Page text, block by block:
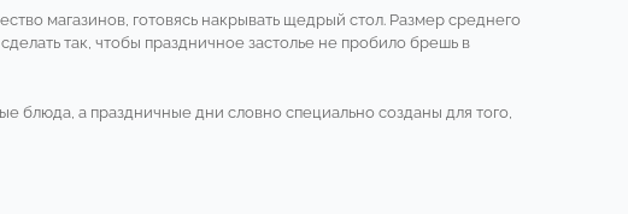
магазинов, готовясь накрывать щедрый стол. Размер среднего
так, чтобы праздничное застолье не пробило брешь в
блюда, а праздничные дни словно специально созданы для того,